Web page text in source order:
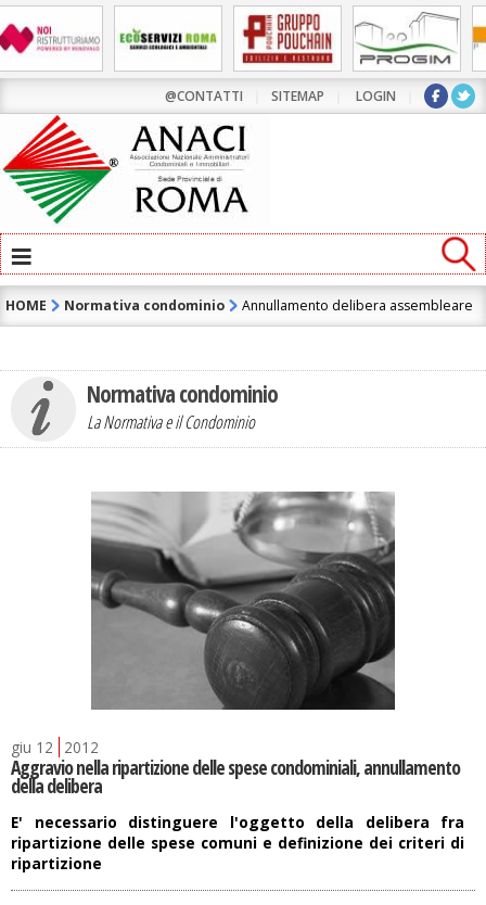
@CONTATTI SITEMAP LOGIN
≡
HOME Normativa condominio Annullamento delibera assembleare
Normativa condominio
La Normativa e il Condominio
giu 12 2012
Aggravio nella ripartizione delle spese condominiali, annullamento
della delibera
E' necessario distinguere l'oggetto della delibera fra
ripartizione delle spese comuni e definizione dei criteri di
ripartizione